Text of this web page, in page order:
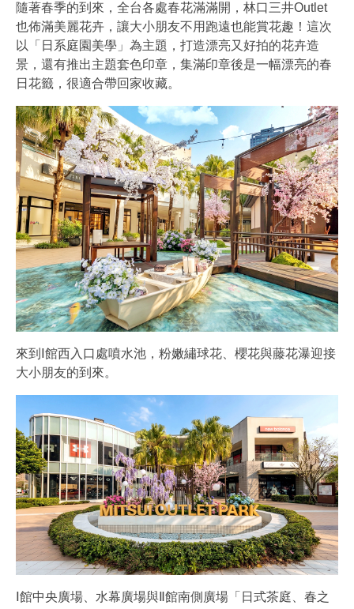
隨著春季的到來，全台各處春花滿滿開，林口三井Outlet
也佈滿美麗花卉，讓大小朋友不用跑遠也能賞花趣！這次
以「日系庭園美學」為主題，打造漂亮又好拍的花卉造
景，還有推出主題套色印章，集滿印章後是一幅漂亮的春
日花籤，很適合帶回家收藏。
來到Ⅰ館西入口處噴水池，粉嫩繡球花、櫻花與藤花瀑迎接
大小朋友的到來。
Ⅰ館中央廣場、水幕廣場與Ⅱ館南側廣場「日式茶庭、春之